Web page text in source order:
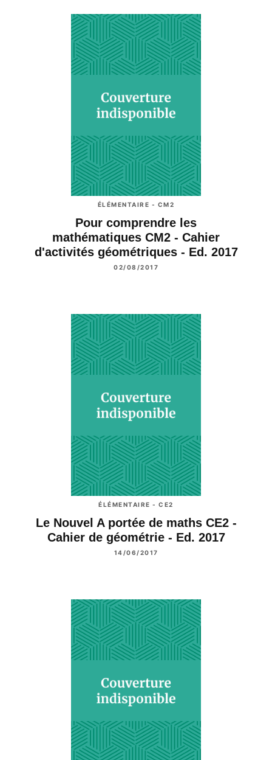
ÉLÉMENTAIRE - CM2
Pour comprendre les
mathématiques CM2 - Cahier
d'activités géométriques - Ed. 2017
02/08/2017
ÉLÉMENTAIRE - CE2
Le Nouvel A portée de maths CE2 -
Cahier de géométrie - Ed. 2017
14/06/2017